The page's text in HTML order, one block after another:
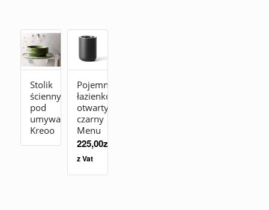
Stolik
ścienny
pod
umywalkę
Kreoo
Pojemnik
łazienkowy
otwarty
czarny
Menu
225,00zł
z Vat